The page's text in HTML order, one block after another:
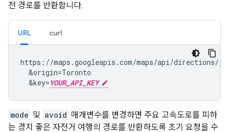
전 경로를 반환합니다.
URL curl
https://maps.googleapis.com/maps/api/directions/
&origin=Toronto
&key= YOUR_API_KEY
mode 및 avoid 매개변수를 변경하면 주요 고속도로를 피하
는 경치 좋은 자전거 여행의 경로를 반환하도록 초기 요청을 수